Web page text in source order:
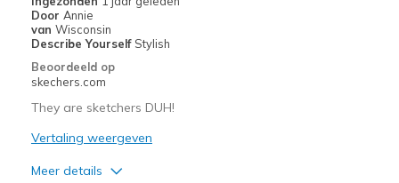
de
migratiegeschiedenis
de
bezoeken.
Door Annie
van Wisconsin
Describe Yourself Stylish
Beoordeeld op
skechers.com
They are sketchers DUH!
Vertaling weergeven
Meer details